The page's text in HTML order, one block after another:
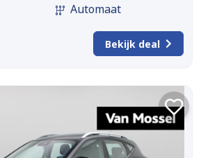
Automaat
Bekijk deal